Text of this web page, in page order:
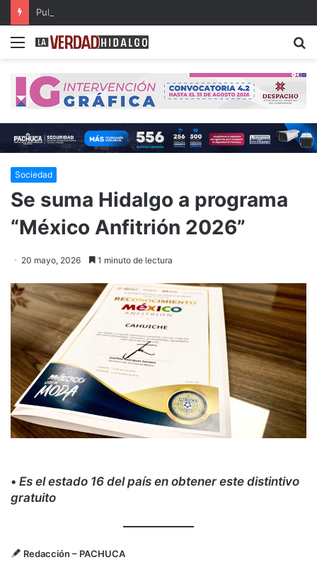
Menu
Sociedad
Se suma Hidalgo a programa
“México Anfitrión 2026”
20 mayo, 2026 1 minuto de lectura
• Es el estado 16 del país en obtener este distintivo
gratuito
Redacción – PACHUCA